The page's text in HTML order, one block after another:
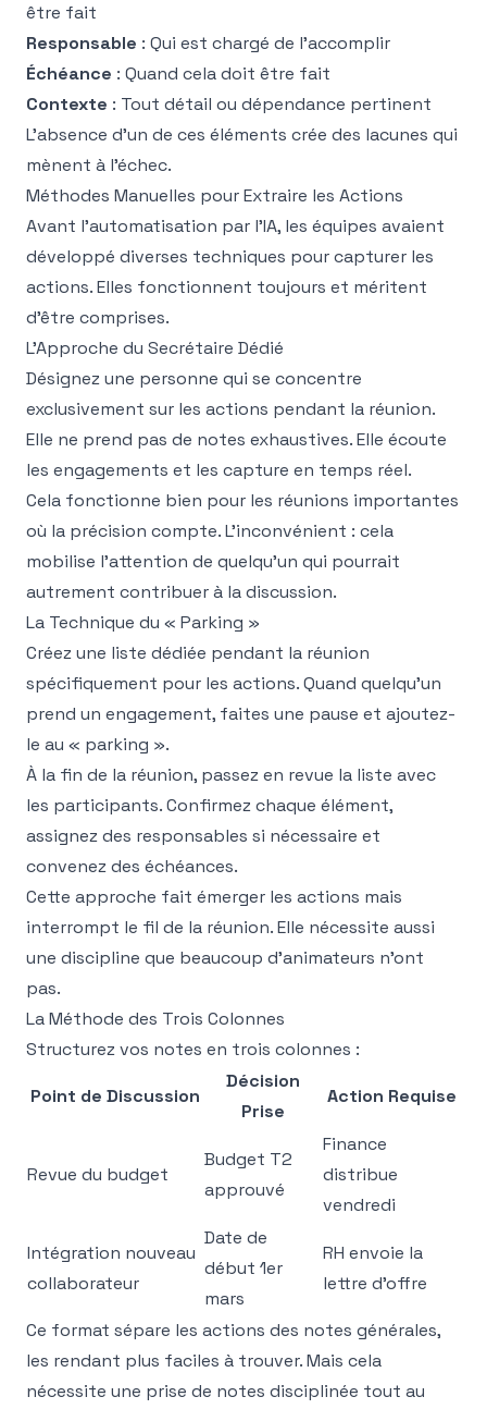
être fait
Responsable : Qui est chargé de l'accomplir
Échéance : Quand cela doit être fait
Contexte : Tout détail ou dépendance pertinent
L'absence d'un de ces éléments crée des lacunes qui
mènent à l'échec.
Méthodes Manuelles pour Extraire les Actions
Avant l'automatisation par l'IA, les équipes avaient
développé diverses techniques pour capturer les
actions. Elles fonctionnent toujours et méritent
d'être comprises.
L'Approche du Secrétaire Dédié
Désignez une personne qui se concentre
exclusivement sur les actions pendant la réunion.
Elle ne prend pas de notes exhaustives. Elle écoute
les engagements et les capture en temps réel.
Cela fonctionne bien pour les réunions importantes
où la précision compte. L'inconvénient : cela
mobilise l'attention de quelqu'un qui pourrait
autrement contribuer à la discussion.
La Technique du « Parking »
Créez une liste dédiée pendant la réunion
spécifiquement pour les actions. Quand quelqu'un
prend un engagement, faites une pause et ajoutez-
le au « parking ».
À la fin de la réunion, passez en revue la liste avec
les participants. Confirmez chaque élément,
assignez des responsables si nécessaire et
convenez des échéances.
Cette approche fait émerger les actions mais
interrompt le fil de la réunion. Elle nécessite aussi
une discipline que beaucoup d'animateurs n'ont
pas.
La Méthode des Trois Colonnes
Structurez vos notes en trois colonnes :
Point de Discussion
Décision
Prise
Action Requise
Revue du budget
Budget T2
approuvé
Finance
distribue
vendredi
Intégration nouveau
collaborateur
Date de
début 1er
mars
RH envoie la
lettre d'offre
Ce format sépare les actions des notes générales,
les rendant plus faciles à trouver. Mais cela
nécessite une prise de notes disciplinée tout au